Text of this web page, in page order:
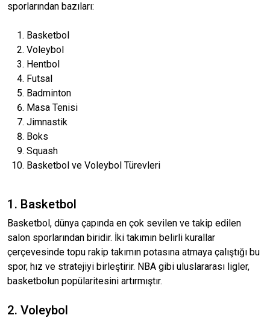
sporlarından bazıları:
Basketbol
Voleybol
Hentbol
Futsal
Badminton
Masa Tenisi
Jimnastik
Boks
Squash
Basketbol ve Voleybol Türevleri
1. Basketbol
Basketbol, dünya çapında en çok sevilen ve takip edilen
salon sporlarından biridir. İki takımın belirli kurallar
çerçevesinde topu rakip takımın potasına atmaya çalıştığı bu
spor, hız ve stratejiyi birleştirir. NBA gibi uluslararası ligler,
basketbolun popülaritesini artırmıştır.
2. Voleybol